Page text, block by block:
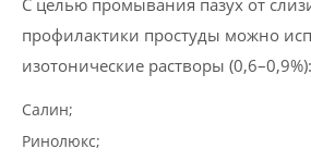
профилактики простуды можно
изотонические растворы (0,6–0,9%):
Салин;
Ринолюкс;